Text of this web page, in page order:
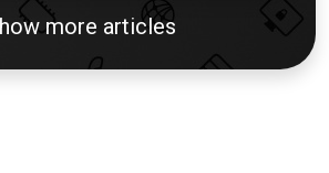
more articles